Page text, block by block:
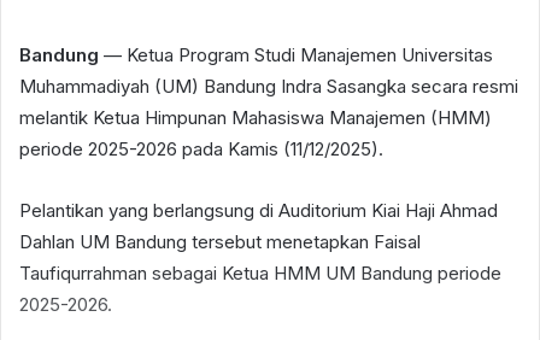
Bandung — Ketua Program Studi Manajemen Universitas
Muhammadiyah (UM) Bandung Indra Sasangka secara resmi
melantik Ketua Himpunan Mahasiswa Manajemen (HMM)
periode 2025-2026 pada Kamis (11/12/2025).
Pelantikan yang berlangsung di Auditorium Kiai Haji Ahmad
Dahlan UM Bandung tersebut menetapkan Faisal
Taufiqurrahman sebagai Ketua HMM UM Bandung periode
2025-2026.